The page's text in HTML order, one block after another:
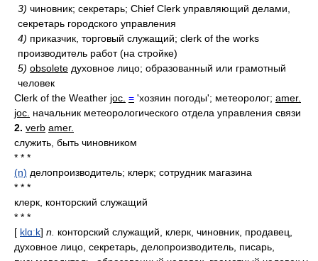
3) чиновник; секретарь; Chief Clerk управляющий делами,
секретарь городского управления
4) приказчик, торговый служащий; clerk of the works
производитель работ (на стройке)
5) obsolete духовное лицо; образованный или грамотный
человек
Clerk of the Weather joc. = 'хозяин погоды'; метеоролог; amer.
joc. начальник метеорологического отдела управления связи
2. verb amer.
служить, быть чиновником
* * *
(n) делопроизводитель; клерк; сотрудник магазина
* * *
клерк, конторский служащий
* * *
[ klɑːk] n. конторский служащий, клерк, чиновник, продавец,
духовное лицо, секретарь, делопроизводитель, писарь,